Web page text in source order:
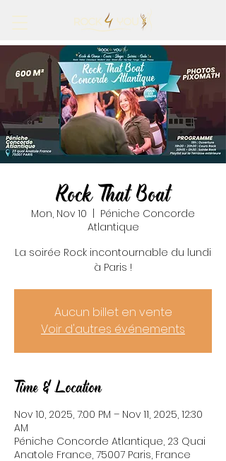
Rock That Boat
Mon, Nov 10
Péniche Concorde
Atlantique
La soirée Rock incontournable du lundi
à Paris !
Aucun billet en vente
Voir d'autres événements
Time & Location
Nov 10, 2025, 7:00 PM – Nov 11, 2025, 12:30
AM
Péniche Concorde Atlantique, 23 Quai
Anatole France, 75007 Paris, France